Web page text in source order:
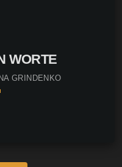
WORTE
GRINDENKO